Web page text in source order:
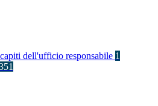
dell'ufficio responsabile 1